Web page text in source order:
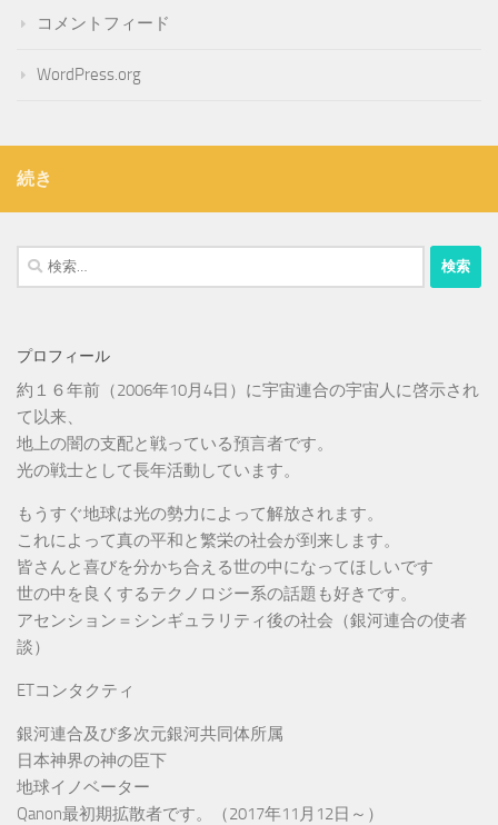
コメントフィード
WordPress.org
続き
検
索:
プロフィール
約１６年前（2006年10月4日）に宇宙連合の宇宙人に啓示され
て以来、
地上の闇の支配と戦っている預言者です。
光の戦士として長年活動しています。
もうすぐ地球は光の勢力によって解放されます。
これによって真の平和と繁栄の社会が到来します。
皆さんと喜びを分かち合える世の中になってほしいです
世の中を良くするテクノロジー系の話題も好きです。
アセンション＝シンギュラリティ後の社会（銀河連合の使者
談）
ETコンタクティ
銀河連合及び多次元銀河共同体所属
日本神界の神の臣下
地球イノベーター
Qanon最初期拡散者です。（2017年11月12日～）